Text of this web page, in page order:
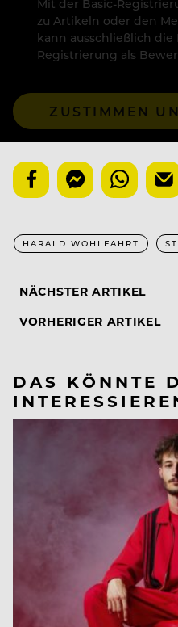
Mit der Basic-
zu Artikeln oder den
kann ausschließlich die
Registrierung als
ZUSTIMMEN
HARALD WOHLFAHRT
NÄCHSTER ARTIKEL
VORHERIGER ARTIKEL
DAS KÖNNTE